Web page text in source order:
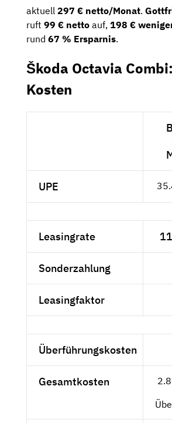
aktuell 297 € netto/Monat.
ruft 99 € netto auf, 198 €
rund 67 % Ersparnis.
Škoda Octavia
Kosten
UPE
Leasingrate
Sonderzahlung
Leasingfaktor
Überführungskosten
Gesamtkosten